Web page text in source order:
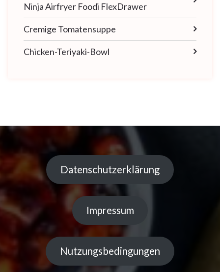
Ninja Airfryer Foodi FlexDrawer
Cremige Tomatensuppe
Chicken-Teriyaki-Bowl
Datenschutzerklärung
Impressum
Nutzungsbedingungen